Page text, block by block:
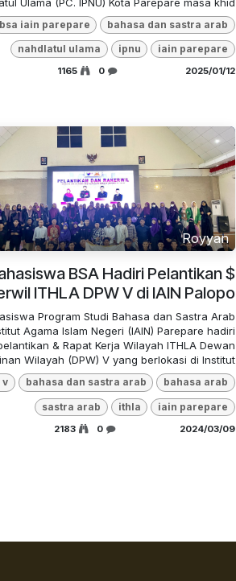
bahasa dan sastra arab
bsa iain parepare
iain parepare
ipnu
nahdlatul ulama
12‏/01‏/2025
0
1165
Royyan
BSA Hadiri Pelantikan $
ITHLA DPW V di IAIN Palopo
Program Studi Bahasa dan Sastra Arab
Agama Islam Negeri (IAIN) Parepare hadiri
& Rapat Kerja Wilayah ITHLA Dewan
Wilayah (DPW) V yang berlokasi di Institut...
bahasa arab
bahasa dan sastra arab
v
iain parepare
ithla
sastra arab
09‏/03‏/2024
0
2183